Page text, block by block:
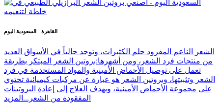
القاهرة - السعودية اليوم
الشعر الناعم المفرود حلم الكثيرات، وتوجد حالياً في الأسواق العديد
من منتجات فرد الشعر، ومن أشهرها:بروتين الشعر المبتكر بطريقة
تعمل على توصيل الأحماض الأمينية والمواد المستخدمة في فرد
الشعر وتثبيتها، وبروتين الشعر هو عبارة عن مركبات كيميائية تحتوي
على مجموعة الأحماض الأمينية، ويهدف العلاج إلى إعادة البروتينات
المفقودة من الشعر... المزيد